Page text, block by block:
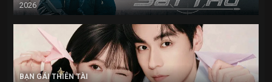
2026
BẠN GÁI THIÊN TÀI